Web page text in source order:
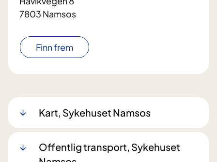
7803 Namsos
Finn frem
Kart, Sykehuset Namsos
Offentlig transport, Sykehuset